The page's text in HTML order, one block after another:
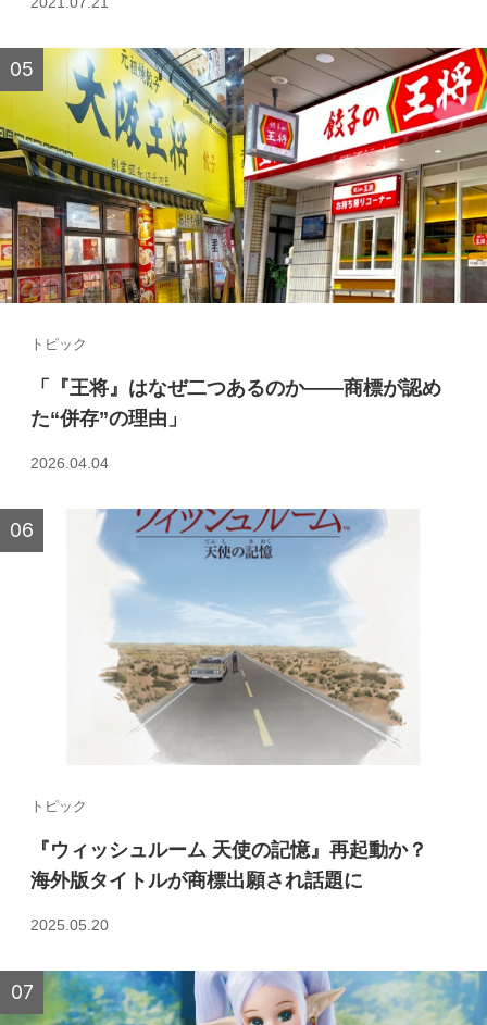
トピック
「『王将』はなぜ二つあるのか――商標が認め
た“併存”の理由」
2026.04.04
トピック
『ウィッシュルーム 天使の記憶』再起動か？
海外版タイトルが商標出願され話題に
2025.05.20